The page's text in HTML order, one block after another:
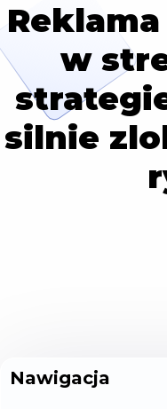
w
silnie
Nawigacja